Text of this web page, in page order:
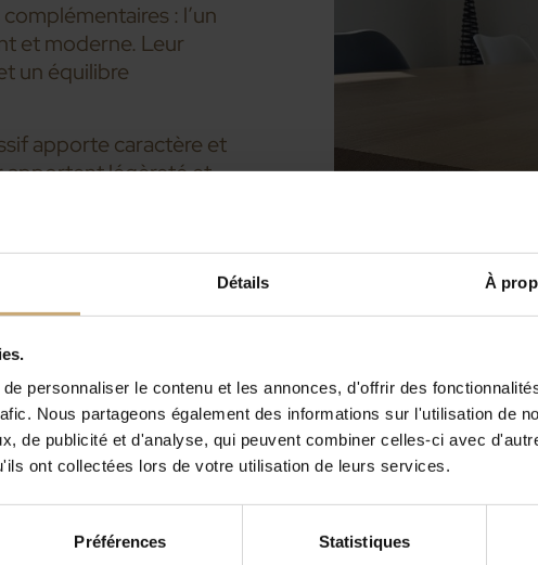
Détails À
personnaliser le contenu et les annonces, d'offrir des
Nous partageons également des informations sur l'utilisation de
de publicité et d'analyse, qui peuvent combiner celles-ci avec
ont collectées lors de votre utilisation de leurs services.
Préférences Statistiques
: l’un
et moderne. Leur
un équilibre
apporte caractère et
apportent légèreté et
contemporaine,
que ce soit pour un
haut de
espace de
et de la qualité
pour durer,
elle s’inscrit dans
: lieu de repas,